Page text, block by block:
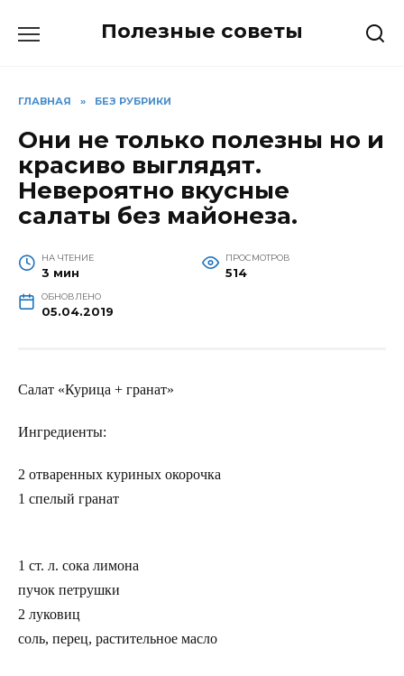
Полезные советы
ГЛАВНАЯ » БЕЗ РУБРИКИ
Они не только полезны но и
красиво выглядят.
Невероятно вкусные
салаты без майонеза.
НА ЧТЕНИЕ
3 мин
ПРОСМОТРОВ
514
ОБНОВЛЕНО
05.04.2019
Салат «Курица + гранат»
Ингредиенты:
2 отваренных куриных окорочка
1 спелый гранат
1 ст. л. сока лимона
пучок петрушки
2 луковиц
соль, перец, растительное масло